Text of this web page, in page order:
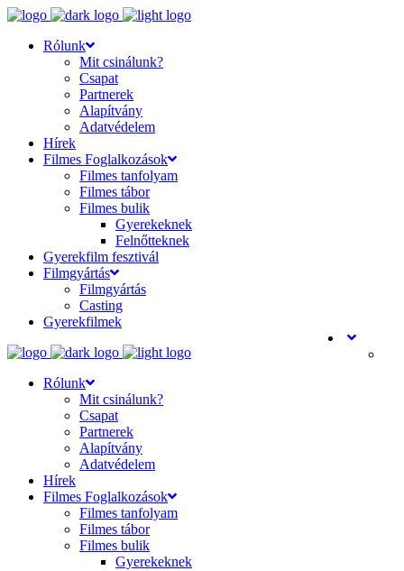
Rólunk
Mit csinálunk?
Csapat
Partnerek
Alapítvány
Adatvédelem
Hírek
Filmes Foglalkozások
Filmes tanfolyam
Filmes tábor
Filmes bulik
Gyerekeknek
Felnőtteknek
Gyerekfilm fesztivál
Filmgyártás
Filmgyártás
Casting
Gyerekfilmek
Rólunk
Mit csinálunk?
Csapat
Partnerek
Alapítvány
Adatvédelem
Hírek
Filmes Foglalkozások
Filmes tanfolyam
Filmes tábor
Filmes bulik
Gyerekeknek